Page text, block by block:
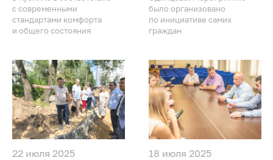
с современными
стандартами комфорта
и общего состояния
было организовано
по инициативе самих
граждан
22 июля 2025 18 июля 2025